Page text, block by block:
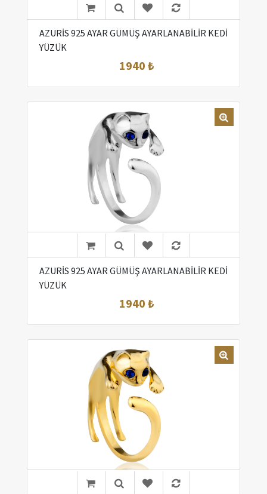
AZURİS 925 AYAR GÜMÜŞ AYARLANABİLİR KEDİ
YÜZÜK
1940 ₺
AZURİS 925 AYAR GÜMÜŞ AYARLANABİLİR KEDİ
YÜZÜK
1940 ₺